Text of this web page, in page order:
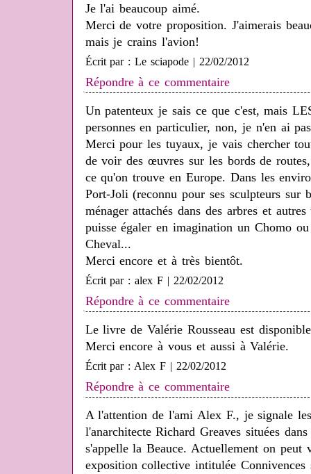
Je l'ai beaucoup aimé.
Merci de votre proposition. J'aimerais
mais je crains l'avion!
Écrit par : Le sciapode | 22/02/2012
Répondre à ce commentaire
Un patenteux je sais ce que c'est, mais
personnes en particulier, non, je n'en ai
Merci pour les tuyaux, je vais chercher
de voir des œuvres sur les bords de
ce qu'on trouve en Europe. Dans les
Port-Joli (reconnu pour ses sculpteurs sur
ménager attachés dans des arbres et
puisse égaler en imagination un Chomo
Cheval...
Merci encore et à très bientôt.
Écrit par : alex F | 22/02/2012
Répondre à ce commentaire
Le livre de Valérie Rousseau est
Merci encore à vous et aussi à Valérie.
Écrit par : Alex F | 22/02/2012
Répondre à ce commentaire
A l'attention de l'ami Alex F., je signale
l'anarchitecte Richard Greaves situées
s'appelle la Beauce. Actuellement on peut
exposition collective intitulée Connivences